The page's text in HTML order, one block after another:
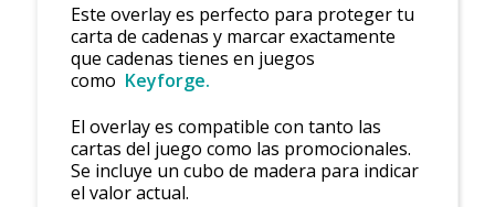
Este overlay es perfecto para proteger tu
carta de cadenas y marcar exactamente
que cadenas tienes en juegos
como Keyforge.
El overlay es compatible con tanto las
cartas del juego como las promocionales.
Se incluye un cubo de madera para indicar
el valor actual.